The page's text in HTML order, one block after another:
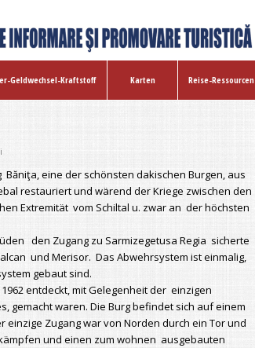
Geldwechsel-Kraftstoff Karten Reise-Ressourcen
eine der schönsten dakischen Burgen, aus
restauriert und wärend der Kriege zwischen den
Extremität vom Schiltal u. zwar an der höchsten
den Zugang zu Sarmizegetusa Regia sicherte
und Merisor. Das Abwehrsystem ist einmalig,
gebaut sind.
entdeckt, mit Gelegenheit der einzigen
gemacht waren. Die Burg befindet sich auf einem
einzige Zugang war von Norden durch ein Tor und
und einen zum wohnen ausgebauten